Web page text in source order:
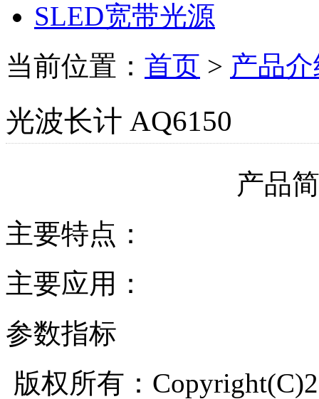
SLED宽带光源
当前位置： 首页 > 产品
光波长计 AQ6150
产品
主要特点：
主要应用：
参数指标
版权所有：